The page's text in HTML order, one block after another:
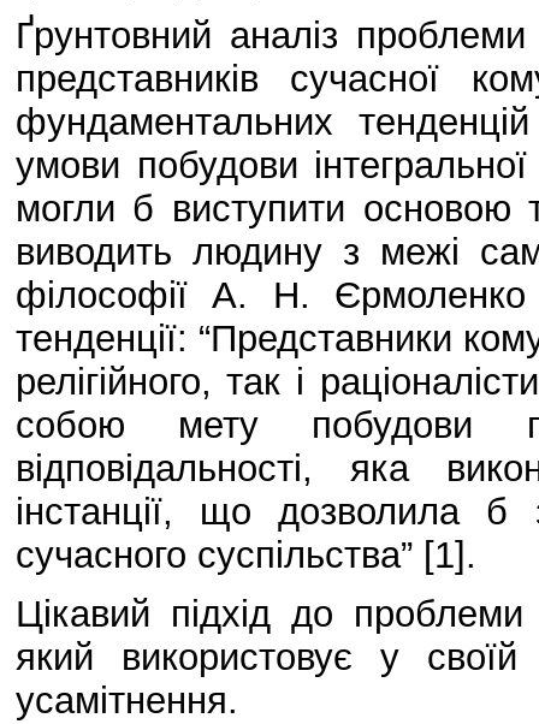
Ґрунтовний аналіз
представників сучасної
фундаментальних
умови побудови
могли б виступити основою
виводить людину з межі
філософії А. Н. Єрмоленко
тенденції: “Представники
релігійного, так і
собою мету побудови
відповідальності, яка
інстанції, що дозволила б
сучасного суспільства” [1].
Цікавий підхід до
який використовує у своїй
усамітнення.